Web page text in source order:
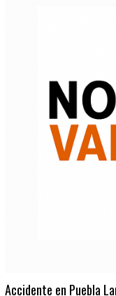
Accidente en Puebla